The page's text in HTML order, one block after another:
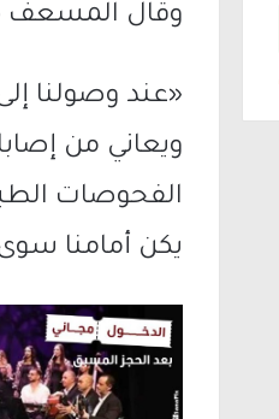
وقال المسعف
«عند وصولنا
ويعاني من
الفحوصات
يكن أمامنا